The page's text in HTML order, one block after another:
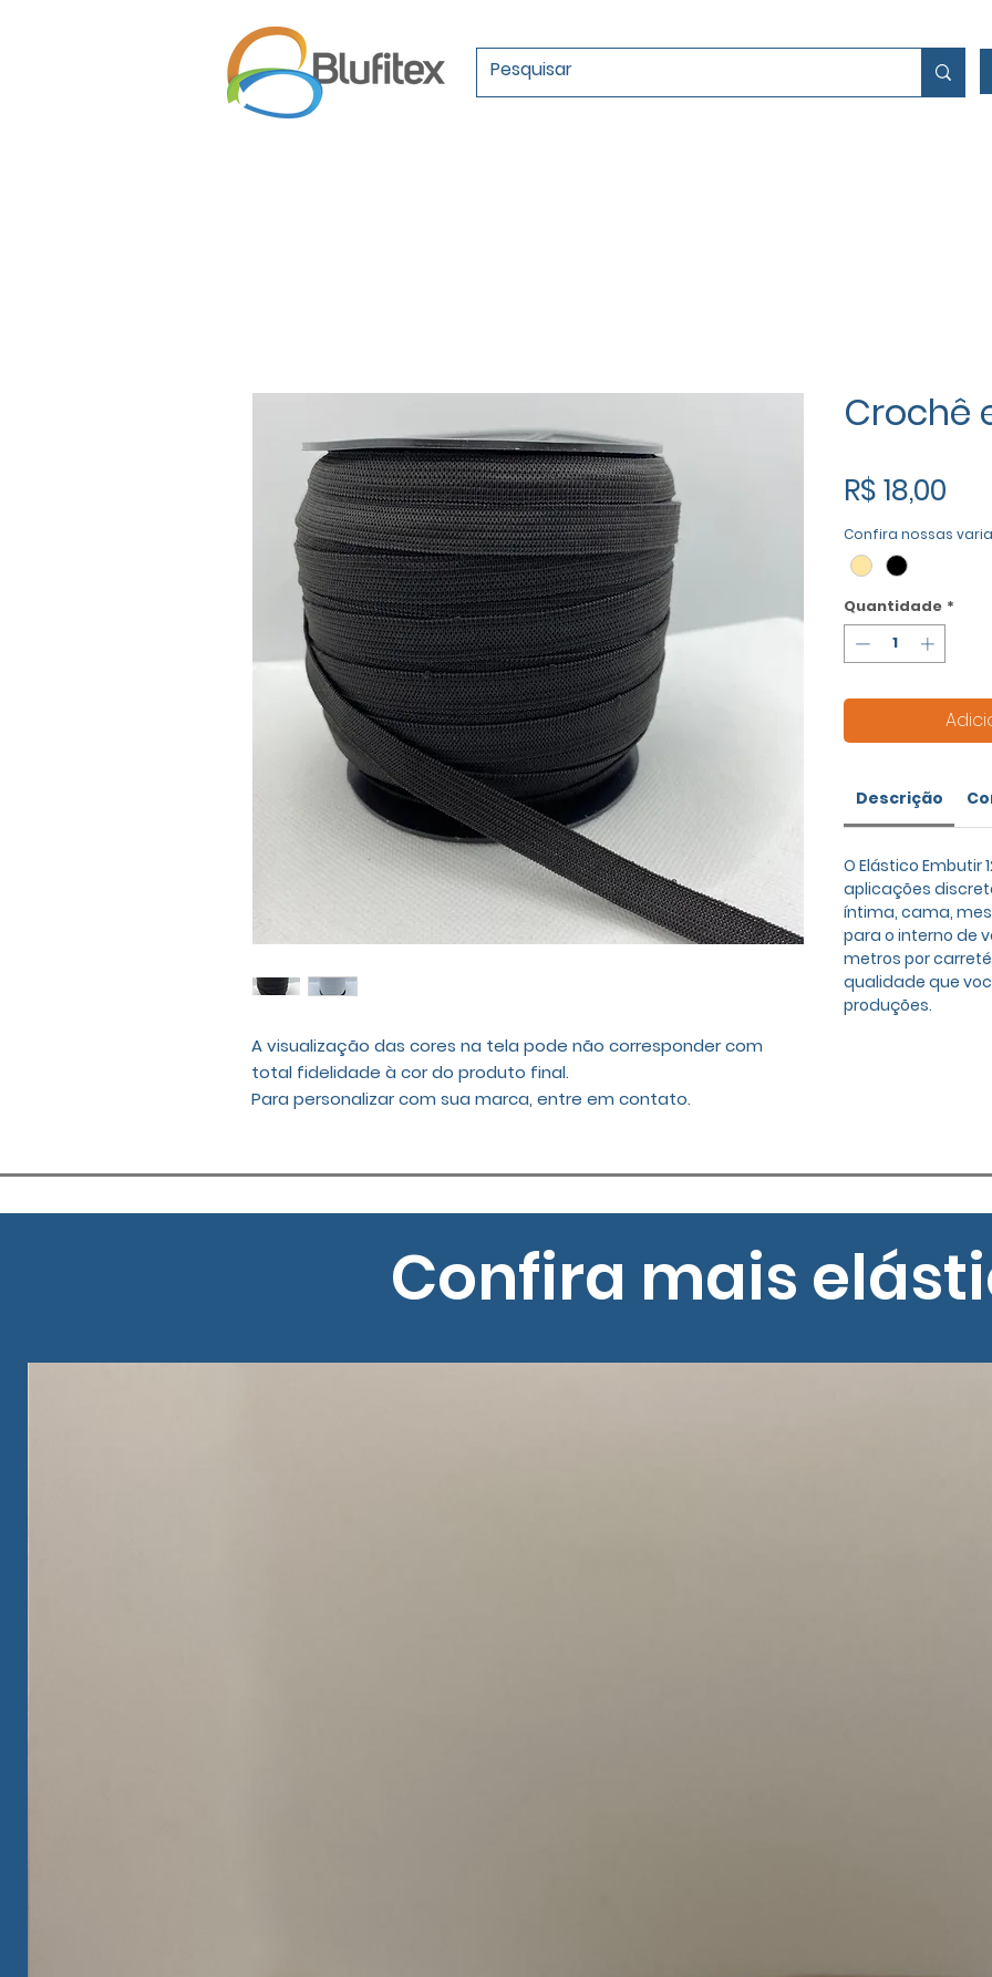
A visualização das cores na tela pode não corresponder com
total fidelidade à cor do produto final.
Para personalizar com sua marca, entre em contato.
Crochê
R$ 18,00
Confira nossas
Quantidade *
Descrição
O Elástico
aplicações
íntima, cama,
para o interno de
metros por
qualidade que
produções.
Confira mais